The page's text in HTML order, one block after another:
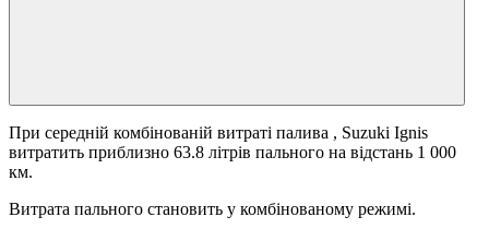
При середній комбінованій витраті палива , Suzuki Ignis
витратить приблизно 63.8 літрів пального на відстань 1 000
км.
Витрата пального становить у комбінованому режимі.